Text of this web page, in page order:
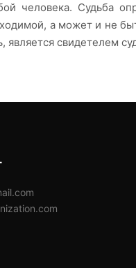
человека. Судьба
а может и не
свидетелем